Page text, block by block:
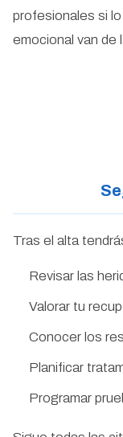
profesionales si
emocional van de
Tras el alta
Revisar las
Valorar tu
Conocer los
Planificar
Programar